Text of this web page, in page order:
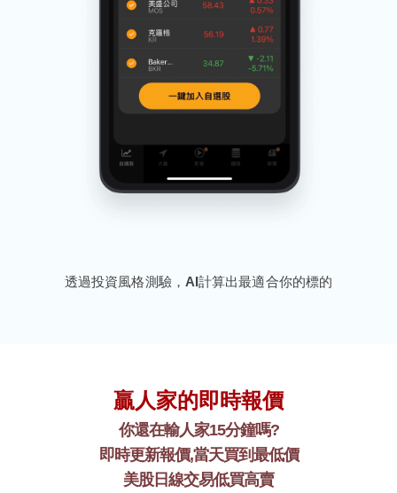
透過投資風格測驗，AI計算出最適合你的標的
贏人家的即時報價
你還在輸人家15分鐘嗎?
即時更新報價,當天買到最低價
美股日線交易低買高賣